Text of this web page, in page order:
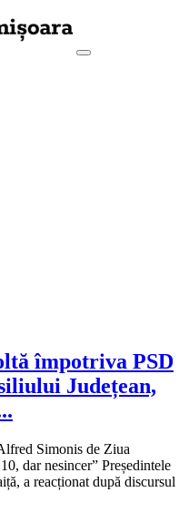
împotriva PSD
Județean,
Simonis de Ziua
dar nesincer” Președintele
a reacționat după discursul